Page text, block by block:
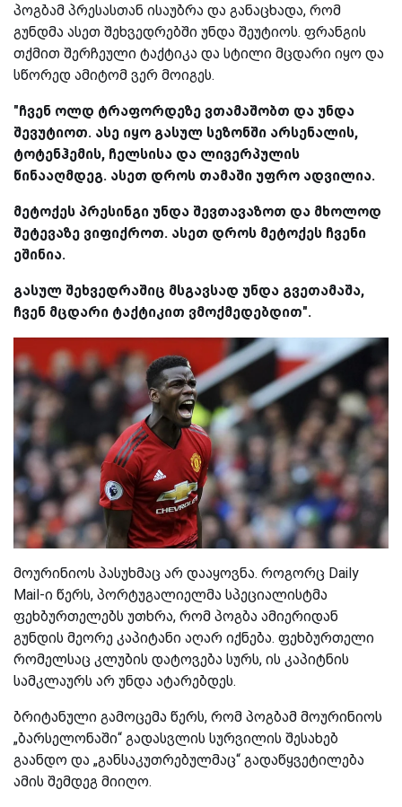
პოგბამ პრესასთან ისაუბრა და განაცხადა, რომ
გუნდმა ასეთ შეხვედრებში უნდა შეუტიოს. ფრანგის
თქმით შერჩეული ტაქტიკა და სტილი მცდარი იყო და
სწორედ ამიტომ ვერ მოიგეს.
"ჩვენ ოლდ ტრაფორდეზე ვთამაშობთ და უნდა
შევუტიოთ. ასე იყო გასულ სეზონში არსენალის,
ტოტენჰემის, ჩელსისა და ლივერპულის
წინააღმდეგ. ასეთ დროს თამაში უფრო ადვილია.
მეტოქეს პრესინგი უნდა შევთავაზოთ და მხოლოდ
შეტევაზე ვიფიქროთ. ასეთ დროს მეტოქეს ჩვენი
ეშინია.
გასულ შეხვედრაშიც მსგავსად უნდა გვეთამაშა,
ჩვენ მცდარი ტაქტიკით ვმოქმედებდით".
მოურინიოს პასუხმაც არ დააყოვნა. როგორც Daily
Mail-ი წერს, პორტუგალიელმა სპეციალისტმა
ფეხბურთელებს უთხრა, რომ პოგბა ამიერიდან
გუნდის მეორე კაპიტანი აღარ იქნება. ფეხბურთელი
რომელსაც კლუბის დატოვება სურს, ის კაპიტნის
სამკლაურს არ უნდა ატარებდეს.
ბრიტანული გამოცემა წერს, რომ პოგბამ მოურინიოს
„ბარსელონაში“ გადასვლის სურვილის შესახებ
გაანდო და „განსაკუთრებულმაც“ გადაწყვეტილება
ამის შემდეგ მიიღო.